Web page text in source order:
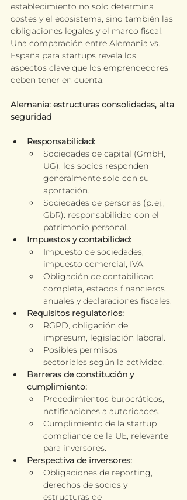
establecimiento no solo determina
costes y el ecosistema, sino también las
obligaciones legales y el marco fiscal.
Una comparación entre Alemania vs.
España para startups revela los
aspectos clave que los emprendedores
deben tener en cuenta.
Alemania: estructuras consolidadas, alta
seguridad
Responsabilidad:
Sociedades de capital (GmbH,
UG): los socios responden
generalmente solo con su
aportación.
Sociedades de personas (p. ej.,
GbR): responsabilidad con el
patrimonio personal.
Impuestos y contabilidad:
Impuesto de sociedades,
impuesto comercial, IVA.
Obligación de contabilidad
completa, estados financieros
anuales y declaraciones fiscales.
Requisitos regulatorios:
RGPD, obligación de
impresum, legislación laboral.
Posibles permisos
sectoriales según la actividad.
Barreras de constitución y
cumplimiento:
Procedimientos burocráticos,
notificaciones a autoridades.
Cumplimiento de la startup
compliance de la UE, relevante
para inversores.
Perspectiva de inversores:
Obligaciones de reporting,
derechos de socios y
estructuras de